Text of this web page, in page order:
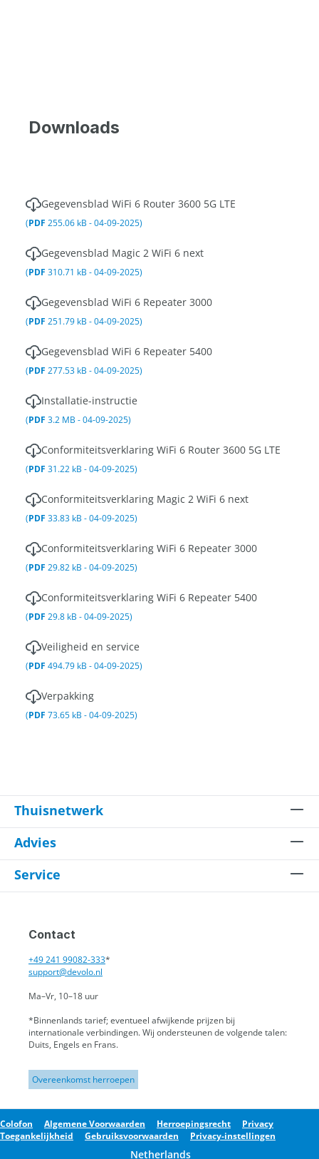
Downloads
Gegevensblad WiFi 6 Router 3600 5G LTE
(PDF 255.06 kB - 04-09-2025)
Gegevensblad Magic 2 WiFi 6 next
(PDF 310.71 kB - 04-09-2025)
Gegevensblad WiFi 6 Repeater 3000
(PDF 251.79 kB - 04-09-2025)
Gegevensblad WiFi 6 Repeater 5400
(PDF 277.53 kB - 04-09-2025)
Installatie-instructie
(PDF 3.2 MB - 04-09-2025)
Conformiteitsverklaring WiFi 6 Router 3600 5G LTE
(PDF 31.22 kB - 04-09-2025)
Conformiteitsverklaring Magic 2 WiFi 6 next
(PDF 33.83 kB - 04-09-2025)
Conformiteitsverklaring WiFi 6 Repeater 3000
(PDF 29.82 kB - 04-09-2025)
Conformiteitsverklaring WiFi 6 Repeater 5400
(PDF 29.8 kB - 04-09-2025)
Veiligheid en service
(PDF 494.79 kB - 04-09-2025)
Verpakking
(PDF 73.65 kB - 04-09-2025)
Thuisnetwerk
Advies
Service
Contact
+49 241 99082-333*
support@devolo.nl
Ma–Vr, 10–18 uur
*Binnenlands tarief; eventueel afwijkende prijzen bij
internationale verbindingen.Wij ondersteunen de volgende talen:
Duits, Engels en Frans.
Overeenkomst herroepen
Colofon Algemene Voorwaarden Herroepingsrecht
Privacy
Toegankelijkheid
Gebruiksvoorwaarden Privacy-instellingen
Netherlands